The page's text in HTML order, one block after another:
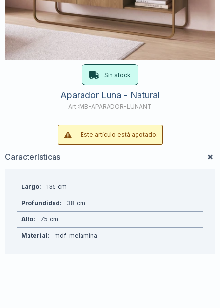
Sin stock
Aparador Luna - Natural
MB-APARADOR-LUNANT
Este artículo está agotado.
Características
Largo 135
Profundidad 38
Alto 75
Material mdf-melamina